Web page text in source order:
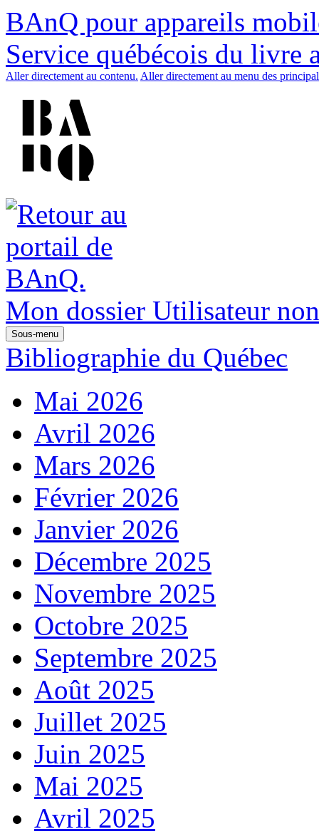
BAnQ pour appareils
Service québécois du livre
Aller directement au contenu. Aller directement au menu des
Mon dossier Utilisateur
Sous-menu
Bibliographie du Québec
Mai 2026
Avril 2026
Mars 2026
Février 2026
Janvier 2026
Décembre 2025
Novembre 2025
Octobre 2025
Septembre 2025
Août 2025
Juillet 2025
Juin 2025
Mai 2025
Avril 2025